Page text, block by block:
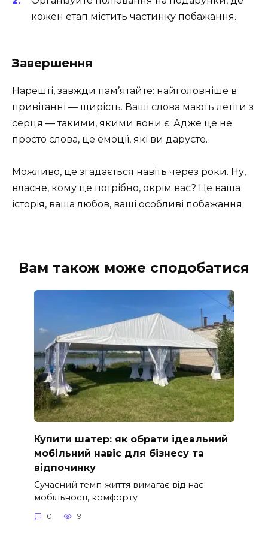
кожен етап містить частинку побажання.
Завершення
Нарешті, завжди пам’ятайте: найголовніше в
привітанні — щирість. Ваші слова мають летіти з
серця — такими, якими вони є. Адже це не
просто слова, це емоції, які ви даруєте.
Можливо, це згадається навіть через роки. Ну,
власне, кому це потрібно, окрім вас? Це ваша
історія, ваша любов, ваші особливі побажання.
Вам також може сподобатися
Купити шатер: як обрати ідеальний
мобільний навіс для бізнесу та
відпочинку
Сучасний темп життя вимагає від нас
мобільності, комфорту
0 9